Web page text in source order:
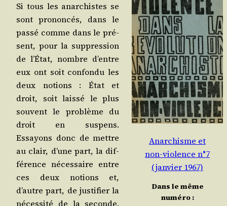
Si tous les anar­chistes se
sont pro­non­cés, dans le
pas­sé comme dans le pré­
sent, pour la sup­pres­sion
de l’É­tat, nombre d’entre
eux ont soit confon­du les
deux notions : État et
droit, soit lais­sé le plus
sou­vent le pro­blème du
droit en sus­pens.
Essayons donc de mettre
au clair, d’une part, la dif­
fé­rence néces­saire entre
ces deux notions et,
d’autre part, de jus­ti­fier la
néces­si­té de la seconde.
Anarchisme et
non-violence n°7
(janvier 1967)
Dans le même
numéro :